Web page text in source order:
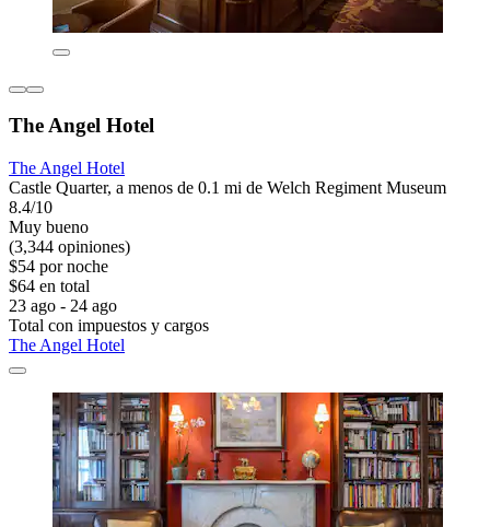
The Angel Hotel
The Angel Hotel
Castle Quarter, a menos de 0.1 mi de Welch Regiment Museum
8.4/10
Muy bueno
(3,344 opiniones)
$54 por noche
$64 en total
23 ago - 24 ago
Total con impuestos y cargos
The Angel Hotel